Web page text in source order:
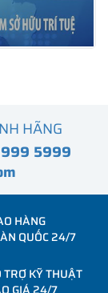
HÃNG
5999
HÀNG
QUỐC 24/7
TRỢ KỸ THUẬT